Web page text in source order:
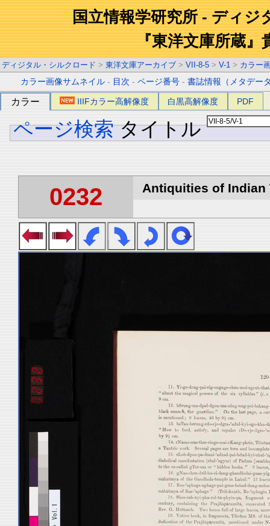
国立情報学研究所 - ディジ
『東洋文庫所蔵』
ディジタル・シルクロード > 東洋文庫アーカイブ > VII-8-5 > V-1 > カラー
カラー画像サムネイル - 目次 -ページ番号 -書誌情報（メタデー
カラー IIIFカラー高解像度 白黒高解像度 PDF
ページ検索 タイトル
0232 Antiquities of Indian